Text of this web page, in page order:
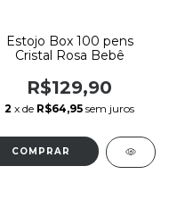
Estojo Box 100 pens
Cristal Rosa Bebê
R$129,90
2 x de R$64,95 sem juros